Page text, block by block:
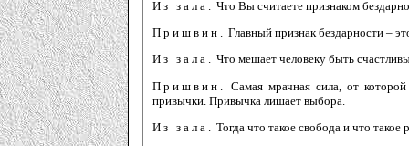
Из зала.
Что Вы считаете признаком
Пришвин. Главный признак бездарности –
Из зала. Что мешает человеку быть
Пришвин.
Самая мрачная сила, от
привычки. Привычка лишает выбора.
Из зала. Тогда что такое свобода и что такое